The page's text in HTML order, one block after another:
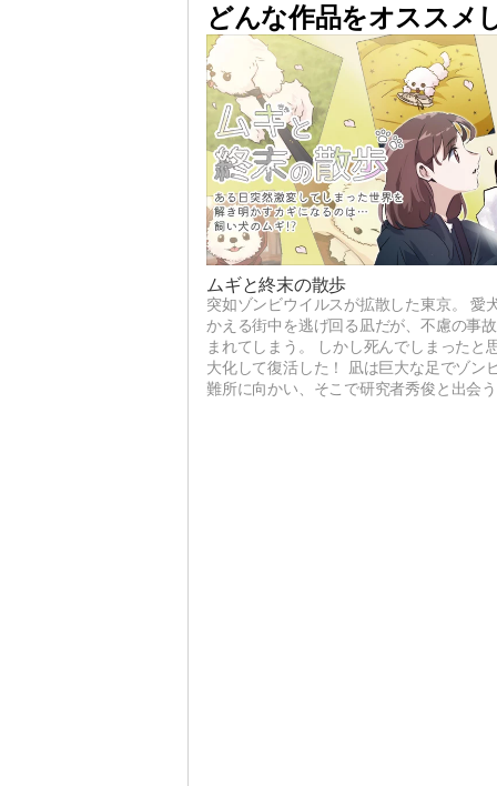
どんな作品をオススメ
ムギと終末の散歩
突如ゾンビウイルスが拡散した東京。 愛
かえる街中を逃げ回る凪だが、不慮の事
まれてしまう。 しかし死んでしまったと
大化して復活した！ 凪は巨大な足でゾン
難所に向かい、そこで研究者秀俊と出会